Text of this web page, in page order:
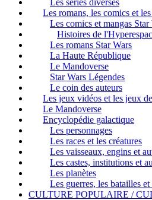
Les romans, les comics et
Les comics et mangas Star
Histoires de
Les romans Star Wars
La Haute République
Le Mandoverse
Star Wars Légendes
Le coin des auteurs
Les jeux vidéos et les jeux
Le Mandoverse
Encyclopédie galactique
Les personnages
Les races et les créatures
Les vaisseaux, engins et
Les castes, institutions et
Les planètes
Les guerres, les batailles
CULTURE POPULAIRE /